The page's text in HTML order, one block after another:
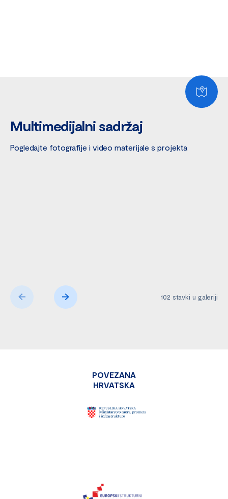
Multimedijalni sadržaj
Pogledajte fotografije i video materijale s projekta
102 stavki u galeriji
POVEZANA
HRVATSKA